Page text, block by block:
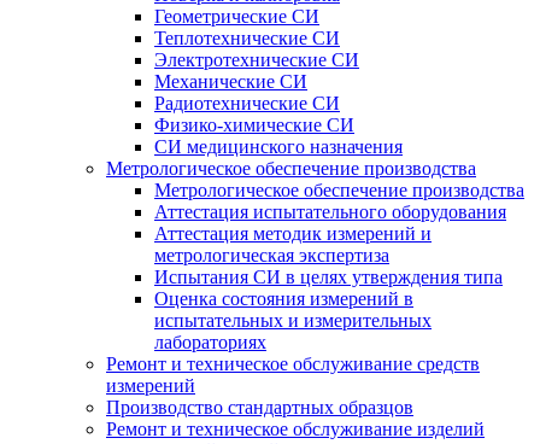
Геометрические СИ
Теплотехнические СИ
Электротехнические СИ
Механические СИ
Радиотехнические СИ
Физико-химические СИ
СИ медицинского назначения
Метрологическое обеспечение производства
Метрологическое обеспечение производства
Аттестация испытательного оборудования
Аттестация методик измерений и
метрологическая экспертиза
Испытания СИ в целях утверждения типа
Оценка состояния измерений в
испытательных и измерительных
лабораториях
Ремонт и техническое обслуживание средств
измерений
Производство стандартных образцов
Ремонт и техническое обслуживание изделий